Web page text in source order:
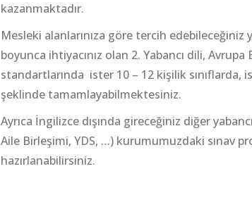
kazanmaktadır.
Mesleki alanlarınıza göre tercih
boyunca ihtiyacınız olan 2. Yabancı dili,
standartlarında ister 10 – 12 kişilik sınıflarda,
şeklinde tamamlayabilmektesiniz.
Ayrıca İngilizce dışında gireceğiniz diğer
Aile Birleşimi, YDS, …) kurumumuzdaki sınav
hazırlanabilirsiniz.